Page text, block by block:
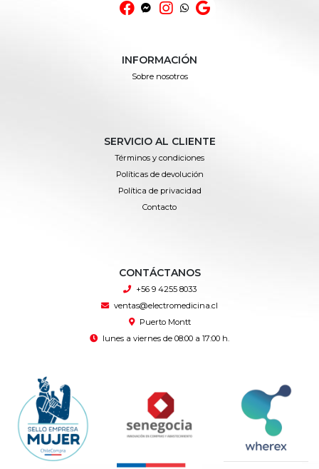
INFORMACIÓN
Sobre nosotros
SERVICIO AL CLIENTE
Términos y condiciones
Políticas de devolución
Política de privacidad
Contacto
CONTÁCTANOS
+56 9 4255 8033
ventas@electromedicina.cl
Puerto Montt
lunes a viernes de 08:00 a 17:00 h.